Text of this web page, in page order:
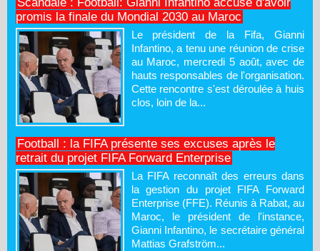
promis la finale du Mondial 2030 au Maroc
Le président de la Fifa, Gianni
Infantino, a tenu une réunion de crise
au Maroc, mercredi 5 août, avec de
hauts responsables de l'organisation.
Cette rencontre s'est déroulée à huis
clos, loin de la...
Football : la FIFA présente ses excuses après le
retrait du projet FIFA Forward Enterprise
La FIFA reconnaît des erreurs dans
la gestion du projet FIFA Forward
Enterprise (FFE). Réunis à Rabat, au
Maroc, le président de l'instance,
Gianni Infantino, le secrétaire général
Mattias Grafström...